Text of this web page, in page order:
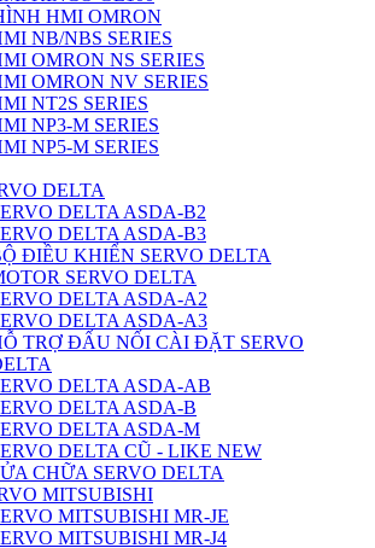
HMI OMRON
NB/NBS SERIES
OMRON NS SERIES
OMRON NV SERIES
NT2S SERIES
NP3-M SERIES
NP5-M SERIES
DELTA
DELTA ASDA-B2
DELTA ASDA-B3
ĐIỀU KHIỂN SERVO DELTA
SERVO DELTA
DELTA ASDA-A2
DELTA ASDA-A3
TRỢ ĐẤU NỐI CÀI ĐẶT SERVO
DELTA ASDA-AB
DELTA ASDA-B
DELTA ASDA-M
DELTA CŨ - LIKE NEW
CHỮA SERVO DELTA
MITSUBISHI
MITSUBISHI MR-JE
MITSUBISHI MR-J4